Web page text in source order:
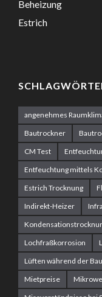
Beheizung
Estrich
angenehmes
Bautrockner
CM Test
Entfeuchtung mittels
Estrich Trocknung
Indirekt-Heizer
Lochfraßkorrosion
Lüften während der
Mietpreise